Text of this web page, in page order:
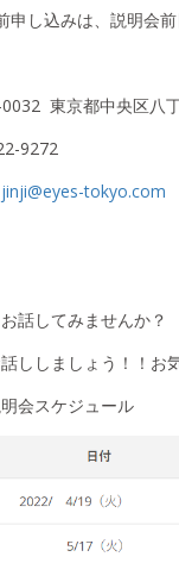
申し込みは、説明会
東京都中央区八
9272
jinji@eyes-tokyo.com
話してみませんか？
ししましょう！！
会スケジュール